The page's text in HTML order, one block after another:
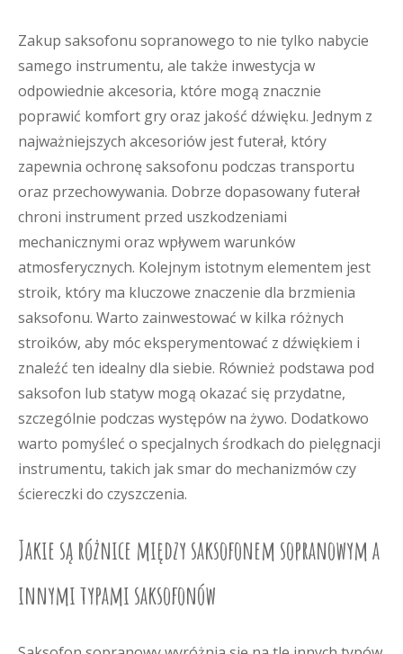
Zakup saksofonu sopranowego to nie tylko nabycie
samego instrumentu, ale także inwestycja w
odpowiednie akcesoria, które mogą znacznie
poprawić komfort gry oraz jakość dźwięku. Jednym z
najważniejszych akcesoriów jest futerał, który
zapewnia ochronę saksofonu podczas transportu
oraz przechowywania. Dobrze dopasowany futerał
chroni instrument przed uszkodzeniami
mechanicznymi oraz wpływem warunków
atmosferycznych. Kolejnym istotnym elementem jest
stroik, który ma kluczowe znaczenie dla brzmienia
saksofonu. Warto zainwestować w kilka różnych
stroików, aby móc eksperymentować z dźwiękiem i
znaleźć ten idealny dla siebie. Również podstawa pod
saksofon lub statyw mogą okazać się przydatne,
szczególnie podczas występów na żywo. Dodatkowo
warto pomyśleć o specjalnych środkach do pielęgnacji
instrumentu, takich jak smar do mechanizmów czy
ściereczki do czyszczenia.
Jakie są różnice między saksofonem sopranowym a
innymi typami saksofonów